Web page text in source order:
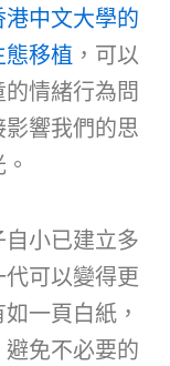
港中文大學的
態移植 ，可以
情緒行為問
響我們的思
小已建立多
可以變得更
一頁白紙，
免不必要的